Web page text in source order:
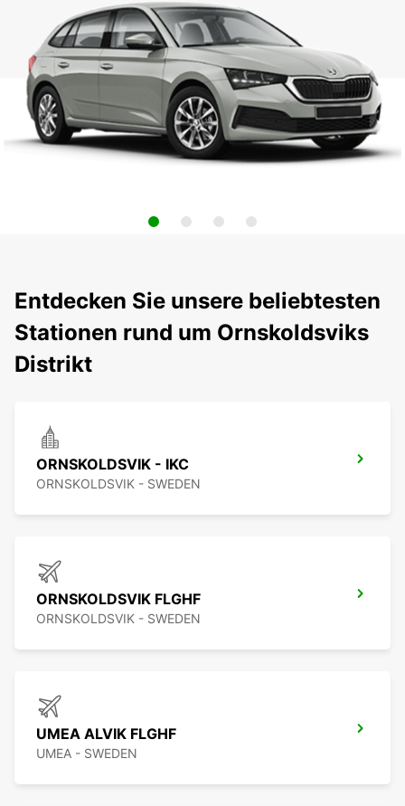
Entdecken Sie unsere beliebtesten
Stationen rund um Ornskoldsviks
Distrikt
ORNSKOLDSVIK - IKC
ORNSKOLDSVIK - SWEDEN
ORNSKOLDSVIK FLGHF
ORNSKOLDSVIK - SWEDEN
UMEA ALVIK FLGHF
UMEA - SWEDEN